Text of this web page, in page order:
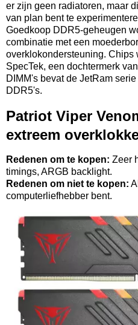
er zijn geen radiatoren, maar
van plan bent te
Goedkoop DDR5-geheugen
combinatie met een
overklokondersteuning. Chips
SpecTek, een dochtermerk
DIMM's bevat de JetRam
DDR5's.
Patriot Viper
extreem
Redenen om te kopen: Zeer
timings, ARGB backlight.
Redenen om niet te kopen:
computerliefhebber bent.